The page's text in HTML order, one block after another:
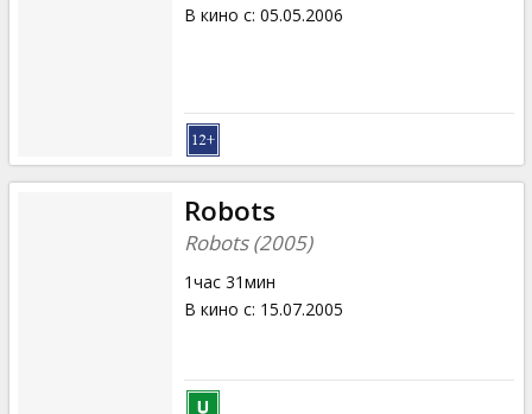
В кино с: 05.05.2006
Robots
Robots (2005)
1час 31мин
В кино с: 15.07.2005